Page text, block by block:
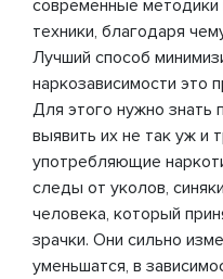
современные методики
техники, благодаря
Лучший способ
наркозависимости это
Для этого нужно знать
выявить их не так уж и
употребляющие
следы от уколов,
человека, который
зрачки. Они сильно
уменьшатся, в